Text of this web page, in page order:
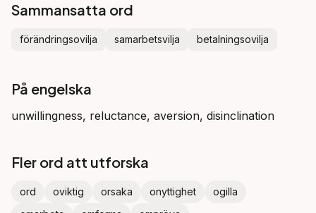
Sammansatta ord
förändringsovilja samarbetsvilja betalningsovilja
På engelska
unwillingness, reluctance, aversion, disinclination
Fler ord att utforska
ord oviktig orsaka onyttighet
ogilla